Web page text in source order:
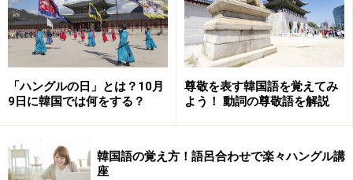
韓国語の二つの語尾、どちらを学ぶべき？
それぞれの語尾はどんなシチュエーションで使われる？
自分をどう見せたいか、という発想が大切
韓国語の二つの語尾、どちらを学ぶべき？
「ハングルの日」とは？10月
9日に韓国では何をする？
尊敬を表す韓国語を覚えてみ
よう！ 動詞の尊敬語を解説
韓国語の覚え方！語呂合わせで楽々ハングル講
座